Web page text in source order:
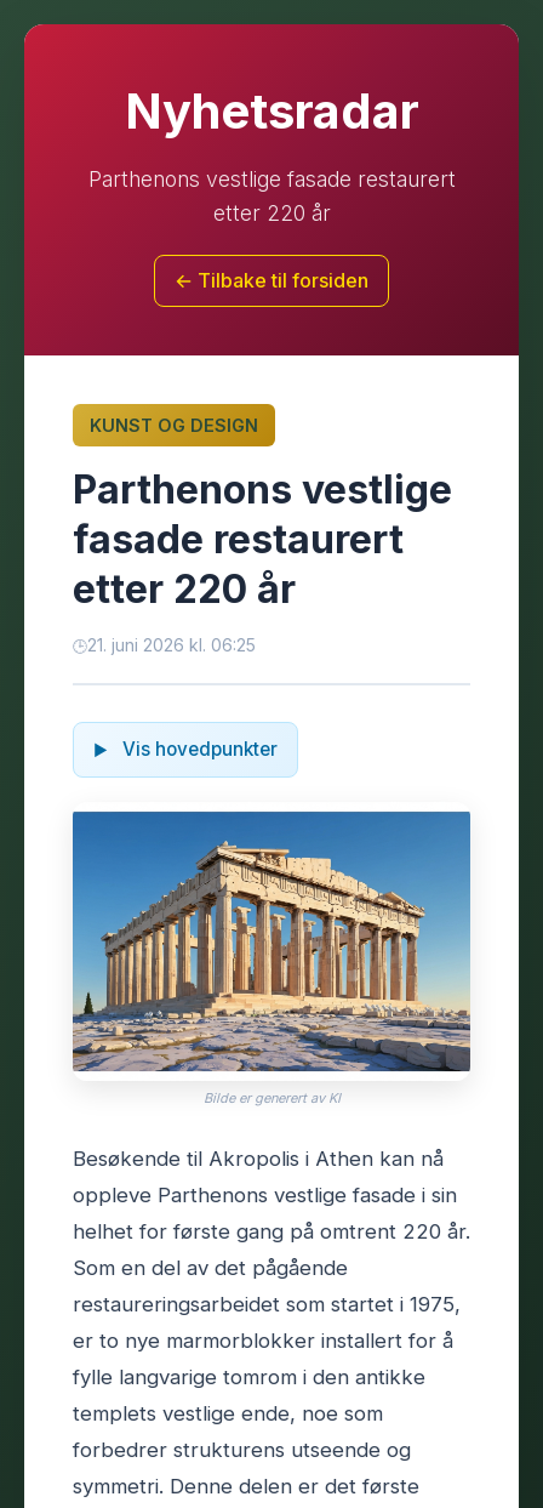
Nyhetsradar
Parthenons vestlige fasade restaurert
etter 220 år
← Tilbake til forsiden
KUNST OG DESIGN
Parthenons vestlige
fasade restaurert
etter 220 år
21. juni 2026 kl. 06:25
Vis hovedpunkter
Bilde er generert av KI
Besøkende til Akropolis i Athen kan nå
oppleve Parthenons vestlige fasade i sin
helhet for første gang på omtrent 220 år.
Som en del av det pågående
restaureringsarbeidet som startet i 1975,
er to nye marmorblokker installert for å
fylle langvarige tomrom i den antikke
templets vestlige ende, noe som
forbedrer strukturens utseende og
symmetri. Denne delen er det første